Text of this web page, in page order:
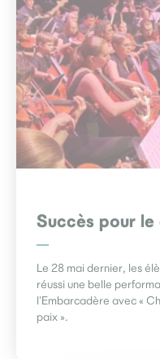
Succès pour
Le 28 mai dernier, les
réussi une belle
l’Embarcadère avec «
paix ».